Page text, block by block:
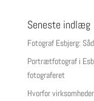
Seneste indlæg
Fotograf Esbjerg:
Portrætfotograf i
fotograferet
Hvorfor